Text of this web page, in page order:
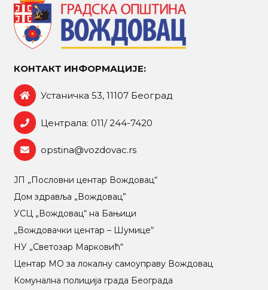
КОНТАКТ ИНФОРМАЦИЈЕ:
Устаничка 53, 11107 Београд
Централа: 011/ 244-7420
opstina@vozdovac.rs
ЈП „Пословни центар Вождовац“
Дом здравља „Вождовац”
УСЦ „Вождовац“ на Бањици
„Вождовачки центар – Шумице“
НУ „Светозар Марковић“
Центар МO за локалну самоуправу Вождовац
Комунална полиција града Београда